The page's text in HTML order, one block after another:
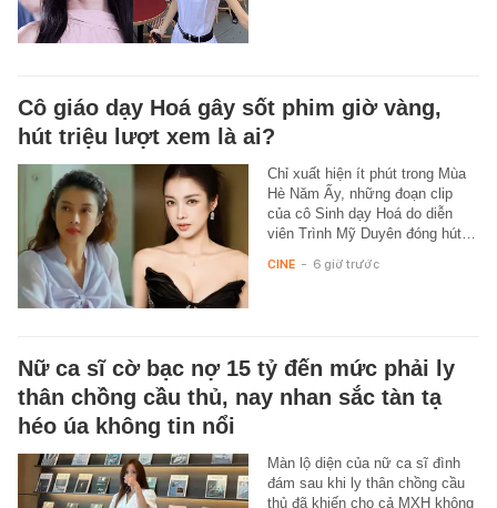
Cô giáo dạy Hoá gây sốt phim giờ vàng,
hút triệu lượt xem là ai?
Chỉ xuất hiện ít phút trong Mùa
Hè Năm Ấy, những đoạn clip
của cô Sinh dạy Hoá do diễn
viên Trình Mỹ Duyên đóng hút…
CINE - 6 giờ trước
Nữ ca sĩ cờ bạc nợ 15 tỷ đến mức phải ly
thân chồng cầu thủ, nay nhan sắc tàn tạ
héo úa không tin nổi
Màn lộ diện của nữ ca sĩ đình
đám sau khi ly thân chồng cầu
thủ đã khiến cho cả MXH không